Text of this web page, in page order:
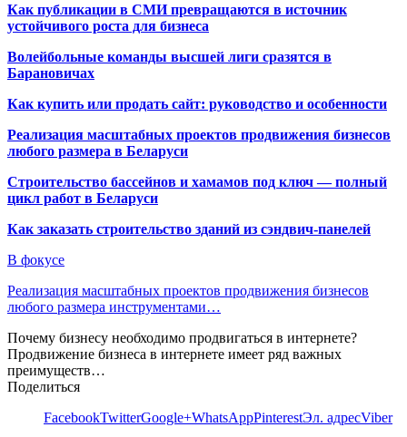
Как публикации в СМИ превращаются в источник
устойчивого роста для бизнеса
Волейбольные команды высшей лиги сразятся в
Барановичах
Как купить или продать сайт: руководство и особенности
Реализация масштабных проектов продвижения бизнесов
любого размера в Беларуси
Строительство бассейнов и хамамов под ключ — полный
цикл работ в Беларуси
Как заказать строительство зданий из сэндвич-панелей
В фокусе
Реализация масштабных проектов продвижения бизнесов
любого размера инструментами…
Почему бизнесу необходимо продвигаться в интернете?
Продвижение бизнеса в интернете имеет ряд важных
преимуществ…
Поделиться
FacebookTwitterGoogle+WhatsAppPinterestЭл. адресViber